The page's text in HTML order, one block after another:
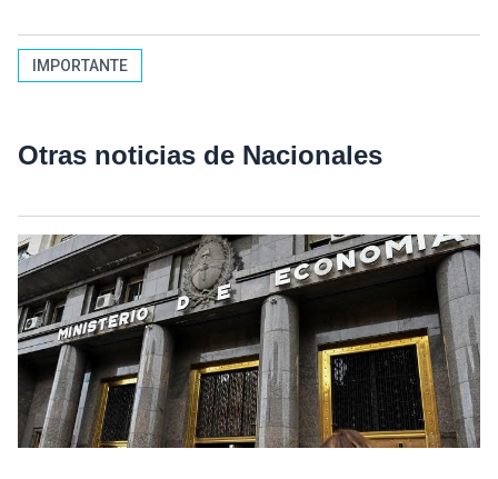
IMPORTANTE
Otras noticias de Nacionales